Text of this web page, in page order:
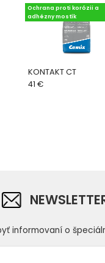
KONTAKT CT
Ochrana proti korózii a
adhézny mostík
41 €
informovaní o